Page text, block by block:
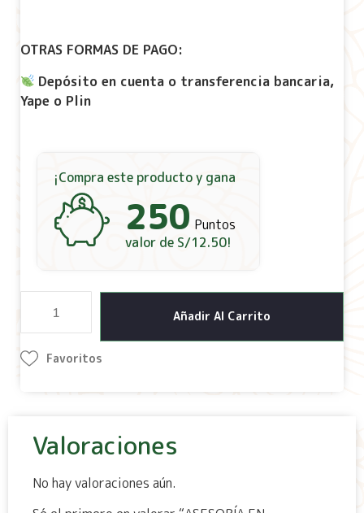
OTRAS FORMAS DE PAGO:
Depósito en cuenta o transferencia bancaria,
Yape o Plin
¡Compra este producto y gana
250 Puntos
valor de S/12.50!
Añadir Al Carrito
Favoritos
Valoraciones
No hay valoraciones aún.